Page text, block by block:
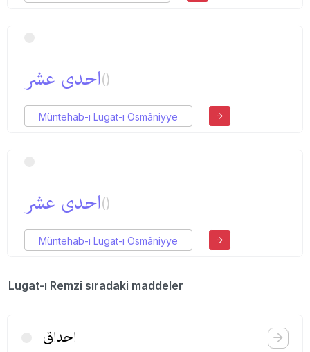
احدی عشر()
Müntehab-ı Lugat-ı Osmâniyye
احدی عشر()
Müntehab-ı Lugat-ı Osmâniyye
Lugat-ı Remzi sıradaki maddeler
احداق